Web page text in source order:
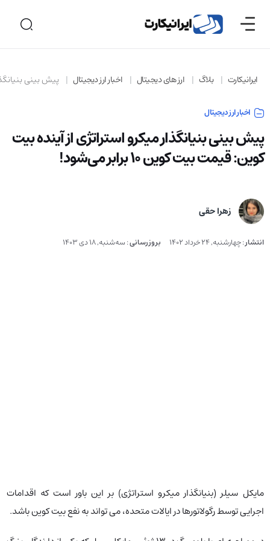
ایرانیکارت بلاگ ارز های دیجیتال اخبار ارز دیجیتال پیش بینی بنیانگذار
اخبار ارز دیجیتال
پیش بینی بنیانگذار میکرو استراتژی از آینده بیت
کوین: قیمت بیت کوین 10 برابر می‌شود!
زهرا حقی
انتشار:چهارشنبه, 24 خرداد 1402 بروزرسانی:سه‌شنبه, 18 دی 1403
مایکل سیلر (بنیانگذار میکرو استراتژی) بر این باور است که اقدامات
اجرایی توسط رگولاتورها در ایالات متحده، می تواند به نفع بیت کوین باشد.